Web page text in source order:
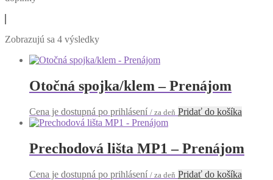
Zobrazujú sa 4 výsledky
Otočná spojka/klem – Prenájom
Cena je dostupná po prihlásení / za deň Pridať do košíka
Prechodová lišta MP1 – Prenájom
Cena je dostupná po prihlásení / za deň Pridať do košíka